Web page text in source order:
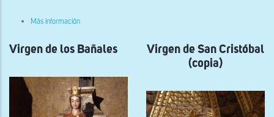
Más información
interior
Virgen de los Bañales
Virgen de San Cristóbal
(copia)